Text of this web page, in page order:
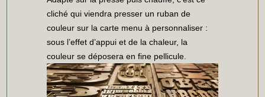
cliché qui viendra presser un ruban de
couleur sur la carte menu à personnaliser :
sous l’effet d’appui et de la chaleur, la
couleur se déposera en fine pellicule.